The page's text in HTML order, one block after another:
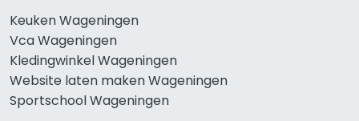
Keuken Wageningen
Vca Wageningen
Kledingwinkel Wageningen
Website laten maken Wageningen
Sportschool Wageningen